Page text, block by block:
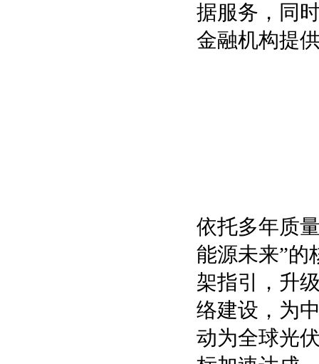
据服务，同
金融机构提
依托多年质
能源未来”的
架指引，升
络建设，为
动为全球光